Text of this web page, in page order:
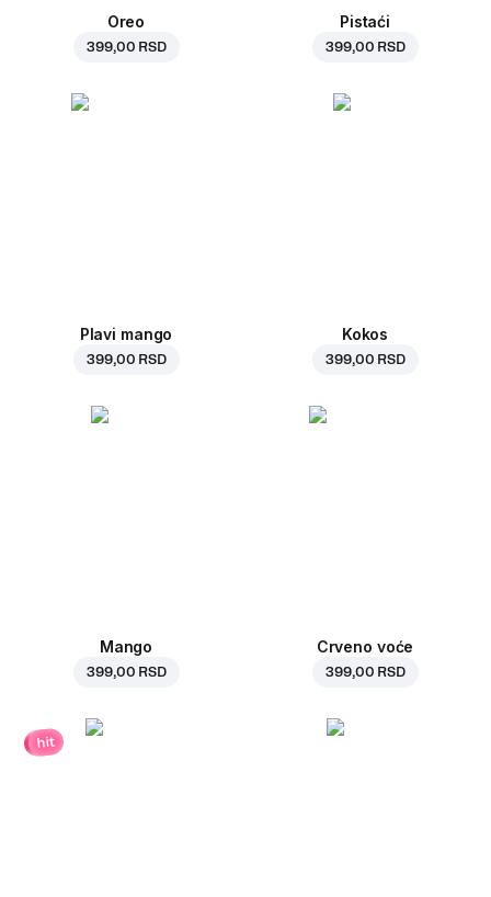
Oreo
399,00 RSD
Pistaći
399,00 RSD
Plavi mango
399,00 RSD
Kokos
399,00 RSD
Mango
399,00 RSD
Crveno voće
399,00 RSD
hit